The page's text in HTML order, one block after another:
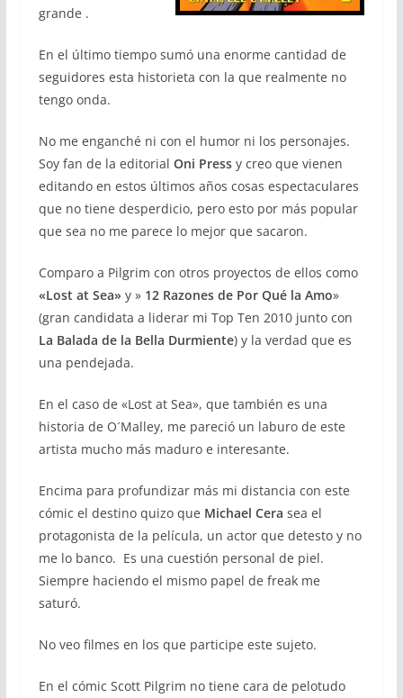
grande .
En el último tiempo sumó una enorme cantidad de
seguidores esta historieta con la que realmente no
tengo onda.
No me enganché ni con el humor ni los personajes.
Soy fan de la editorial Oni Pressy creo que vienen
editando en estos últimos años cosas espectaculares
que no tiene desperdicio, pero esto por más popular
que sea no me parece lo mejor que sacaron.
Comparo a Pilgrim con otros proyectos de ellos como
«Lost at Sea» y » 12 Razones de Por Qué la Amo»
(gran candidata a liderar mi Top Ten 2010 junto con
La Balada de la Bella Durmiente) y la verdad que es
una pendejada.
En el caso de «Lost at Sea», que también es una
historia de O´Malley, me pareció un laburo de este
artista mucho más maduro e interesante.
Encima para profundizar más mi distancia con este
cómic el destino quizo que Michael Cera sea el
protagonista de la película, un actor que detesto y no
me lo banco. Es una cuestión personal de piel.
Siempre haciendo el mismo papel de freak me
saturó.
No veo filmes en los que participe este sujeto.
En el cómic Scott Pilgrim no tiene cara de pelotudo